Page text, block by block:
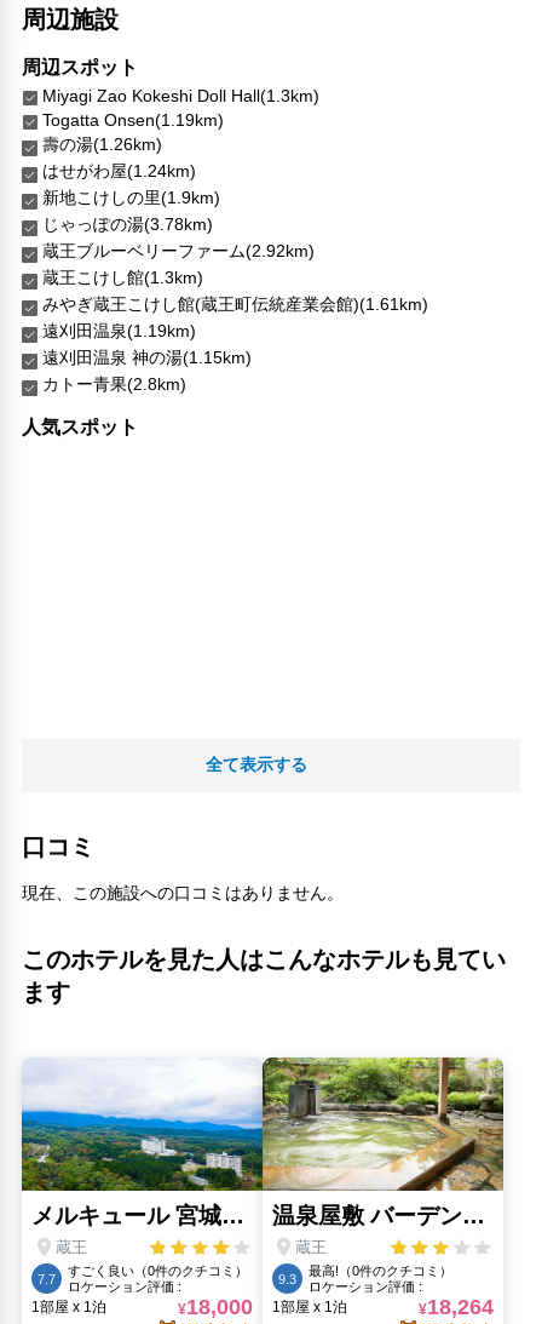
周辺施設
周辺スポット
Miyagi Zao Kokeshi Doll Hall(1.3km)
Togatta Onsen(1.19km)
壽の湯(1.26km)
はせがわ屋(1.24km)
新地こけしの里(1.9km)
じゃっぽの湯(3.78km)
蔵王ブルーベリーファーム(2.92km)
蔵王こけし館(1.3km)
みやぎ蔵王こけし館(蔵王町伝統産業会館)(1.61km)
遠刈田温泉(1.19km)
遠刈田温泉 神の湯(1.15km)
カトー青果(2.8km)
人気スポット
全て表示する
口コミ
現在、この施設への口コミはありません。
このホテルを見た人はこんなホテルも見てい
ます